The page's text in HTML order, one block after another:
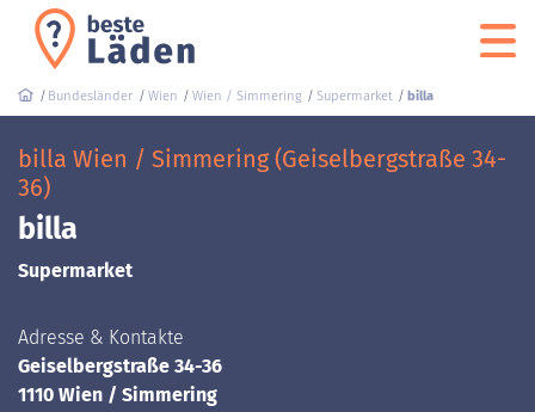
Bundesländer Wien Wien / Simmering Supermarket billa
billa Wien / Simmering (Geiselbergstraße 34-
36)
billa
Supermarket
Adresse & Kontakte
Geiselbergstraße 34-36
1110 Wien / Simmering